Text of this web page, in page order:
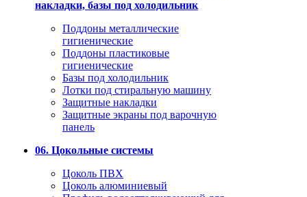
накладки, базы под холодильник
Поддоны металлические
гигиенические
Поддоны пластиковые
гигиенические
Базы под холодильник
Лотки под стиральную машину
Защитные накладки
Защитные экраны под варочную
панель
06. Цокольные системы
Цоколь ПВХ
Цоколь алюминиевый